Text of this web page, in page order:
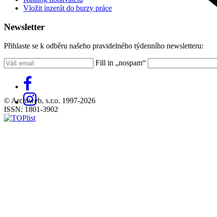
Vložit inzerát do burzy práce
Newsletter
Přihlaste se k odběru našeho pravidelného týdenního newsletteru:
Fill in „nospam“
© Archiweb, s.r.o. 1997-2026
ISSN: 1801-3902